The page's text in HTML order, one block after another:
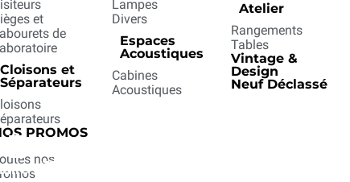
et
de
Cloisons et
Séparateurs
PROMOS
nos
Lampes
Divers
Espaces
Acoustiques
Cabines
Acoustiques
Atelier
Rangements
Tables
Vintage &
Design
Neuf Déclassé
Des Élèves
et ergonomie des élèves